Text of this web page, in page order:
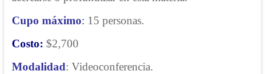
Cupo máximo: 15 personas.
Costo: $2,700
Modalidad: Videoconferencia.